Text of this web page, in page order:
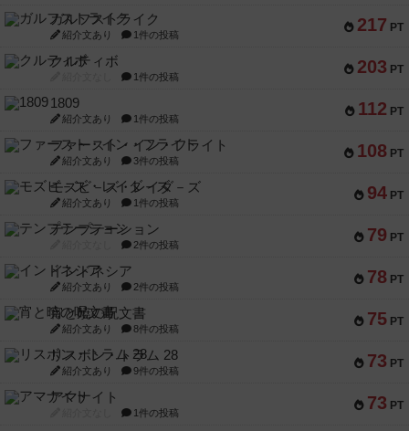
217 PT
ガルフストライク
紹介文あり 1件の投稿
203 PT
クルティボ
1件の投稿
112 PT
1809
紹介文あり 1件の投稿
108 PT
ファースト・イン・フライト
紹介文あり 3件の投稿
94 PT
モズビ－ズ・レイダ－ズ
紹介文あり 1件の投稿
79 PT
テンプテーション
2件の投稿
78 PT
インドネシア
紹介文あり 2件の投稿
75 PT
宵と暁の呪文書
紹介文あり 8件の投稿
73 PT
リスボン・トラム 28
紹介文あり 9件の投稿
73 PT
アマナイト
1件の投稿